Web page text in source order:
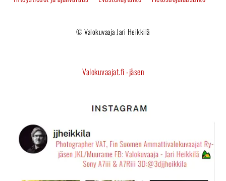
© Valokuvaaja Jari Heikkilä
Valokuvaajat.fi -jäsen